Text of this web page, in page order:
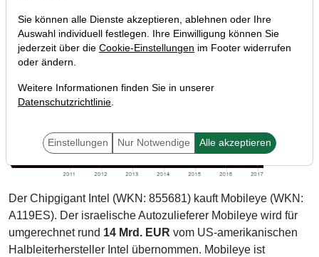
Der Chipgigant Intel (WKN: 855681) kauft Mobileye (WKN:
A119ES). Der israelische Autozulieferer Mobileye wird für
umgerechnet rund 14 Mrd. EUR vom US-amerikanischen
Halbleiterhersteller Intel übernommen. Mobileye ist
Sie können alle Dienste akzeptieren, ablehnen oder Ihre
Auswahl individuell festlegen. Ihre Einwilligung können Sie
jederzeit über die Cookie-Einstellungen im Footer widerrufen
oder ändern.
Weitere Informationen finden Sie in unserer
Datenschutzrichtlinie.
Einstellungen Nur Notwendige Alle akzeptieren